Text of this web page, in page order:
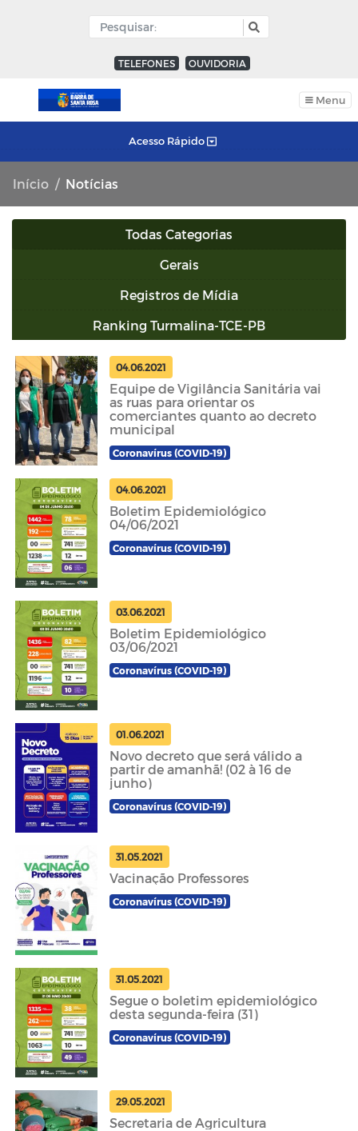
TELEFONES OUVIDORIA
Menu
Acesso Rápido
Início Notícias
Todas Categorias
Gerais
Registros de Mídia
Ranking Turmalina-TCE-PB
04.06.2021
Equipe de Vigilância Sanitária vai
as ruas para orientar os
comerciantes quanto ao decreto
municipal
Coronavírus (COVID-19)
04.06.2021
Boletim Epidemiológico
04/06/2021
Coronavírus (COVID-19)
03.06.2021
Boletim Epidemiológico
03/06/2021
Coronavírus (COVID-19)
01.06.2021
Novo decreto que será válido a
partir de amanhã! (02 à 16 de
junho)
Coronavírus (COVID-19)
31.05.2021
Vacinação Professores
Coronavírus (COVID-19)
31.05.2021
Segue o boletim epidemiológico
desta segunda-feira (31)
Coronavírus (COVID-19)
29.05.2021
Secretaria de Agricultura